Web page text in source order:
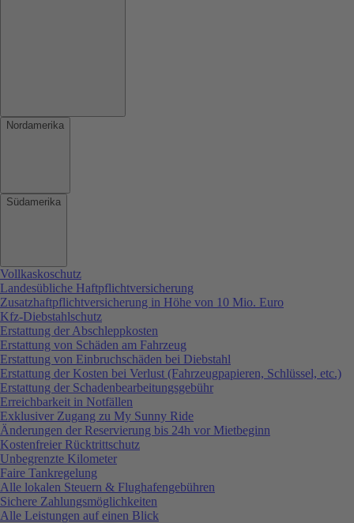
Nordamerika
Südamerika
Vollkaskoschutz
Landesübliche Haftpflichtversicherung
Zusatzhaftpflichtversicherung in Höhe von 10 Mio. Euro
Kfz-Diebstahlschutz
Erstattung der Abschleppkosten
Erstattung von Schäden am Fahrzeug
Erstattung von Einbruchschäden bei Diebstahl
Erstattung der Kosten bei Verlust (Fahrzeugpapieren, Schlüssel, etc.)
Erstattung der Schadenbearbeitungsgebühr
Erreichbarkeit in Notfällen
Exklusiver Zugang zu My Sunny Ride
Änderungen der Reservierung bis 24h vor Mietbeginn
Kostenfreier Rücktrittschutz
Unbegrenzte Kilometer
Faire Tankregelung
Alle lokalen Steuern & Flughafengebühren
Sichere Zahlungsmöglichkeiten
Alle Leistungen auf einen Blick